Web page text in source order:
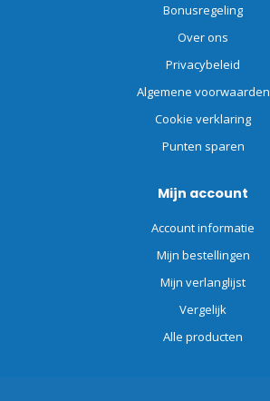
Bonusregeling
Over ons
Privacybeleid
Algemene voorwaarden
Cookie verklaring
Punten sparen
Mijn account
Account informatie
Mijn bestellingen
Mijn verlanglijst
Vergelijk
Alle producten